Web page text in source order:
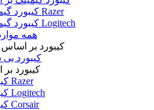
کیبورد گیمینگ Razer
کیبورد گیمینگ Logitech
همه
کیبورد بر اساس
کیبورد
کیبورد
کیبورد Razer
کیبورد Logitech
کیبورد Corsair